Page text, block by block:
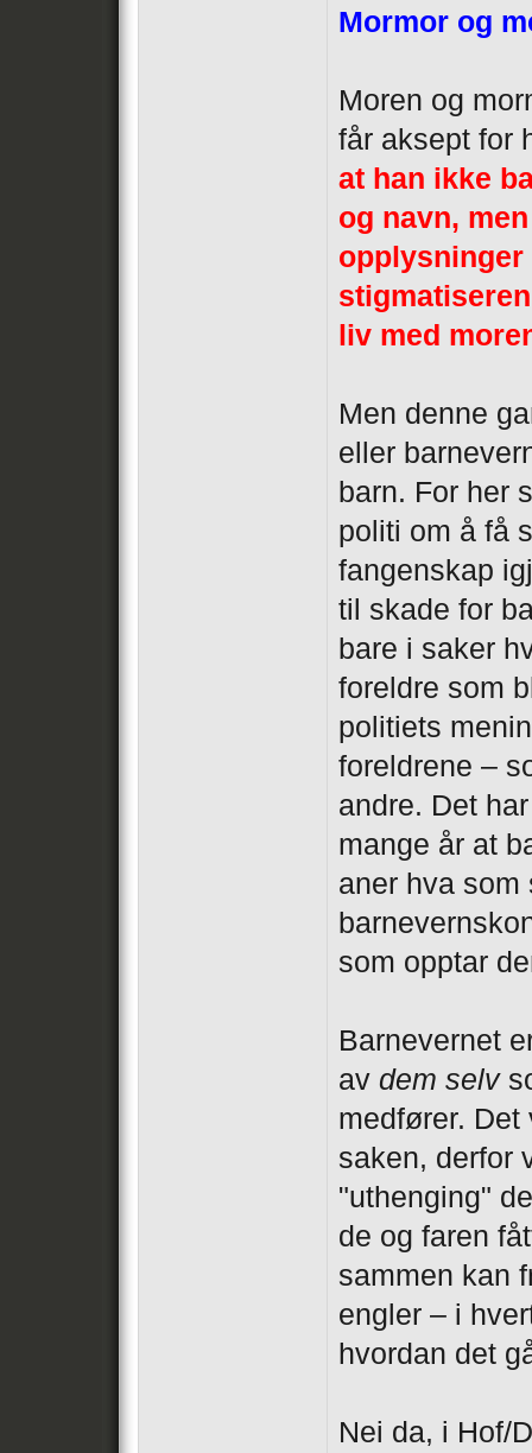
Mormor og
Moren og
får aksept for
at han ikke
og navn,
liv med
Men denne
eller
barn. For her
politi om å få
fangenskap
til skade for
bare i saker
foreldre som
politiets
foreldrene –
andre. Det
mange år at
aner hva som
som opptar
Barnevernet
av dem selv
medfører.
saken, derfor
"uthenging"
de og faren
sammen kan
engler – i
hvordan det
Nei da, i Hof/